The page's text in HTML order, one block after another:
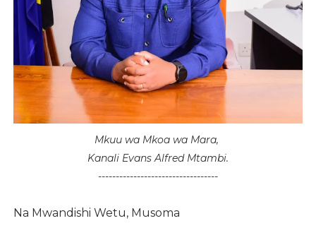
Mkuu wa Mkoa wa Mara,
Kanali Evans Alfred Mtambi.
----------------------------------
Na Mwandishi Wetu, Musoma